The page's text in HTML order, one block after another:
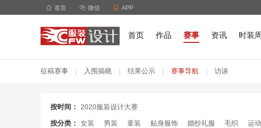
 首页  微信  APP
首页 作品 赛事 资讯 时装周
征稿赛事 | 入围揭晓 | 结果公示 | 赛事导航 | 访谈
按时间： 2020服装设计大赛
按分类： 女装 男装 童装 贴身服饰 婚纱礼服 毛织 运